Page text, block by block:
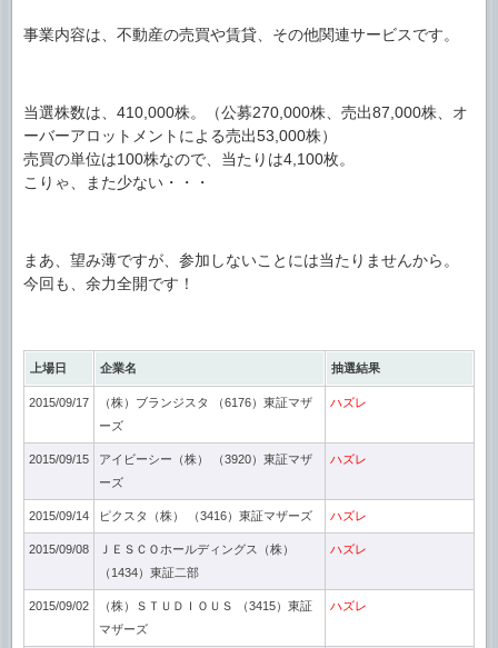
事業内容は、不動産の売買や賃貸、その他関連サービスです。
当選株数は、410,000株。（公募270,000株、売出87,000株、オ
ーバーアロットメントによる売出53,000株）
売買の単位は100株なので、当たりは4,100枚。
こりゃ、また少ない・・・
まあ、望み薄ですが、参加しないことには当たりませんから。
今回も、余力全開です！
上場日 企業名 抽選結果
2015/09/17
（株）ブランジスタ （6176）東証マザ
ーズ
ハズレ
2015/09/15
アイビーシー（株） （3920）東証マザ
ーズ
ハズレ
2015/09/14 ピクスタ（株） （3416）東証マザーズ ハズレ
2015/09/08
ＪＥＳＣＯホールディングス（株）
（1434）東証二部
ハズレ
2015/09/02
（株）ＳＴＵＤＩＯＵＳ （3415）東証
マザーズ
ハズレ